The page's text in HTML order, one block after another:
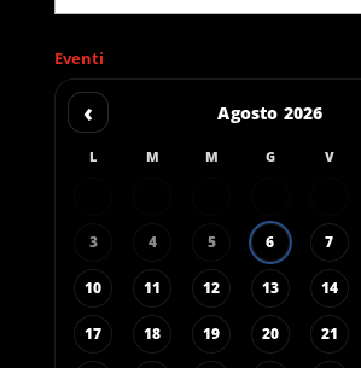
Eventi
‹ Agosto 2026
L M M G V
3 4 5 6 7
10 11 12 13 14
17 18 19 20 21